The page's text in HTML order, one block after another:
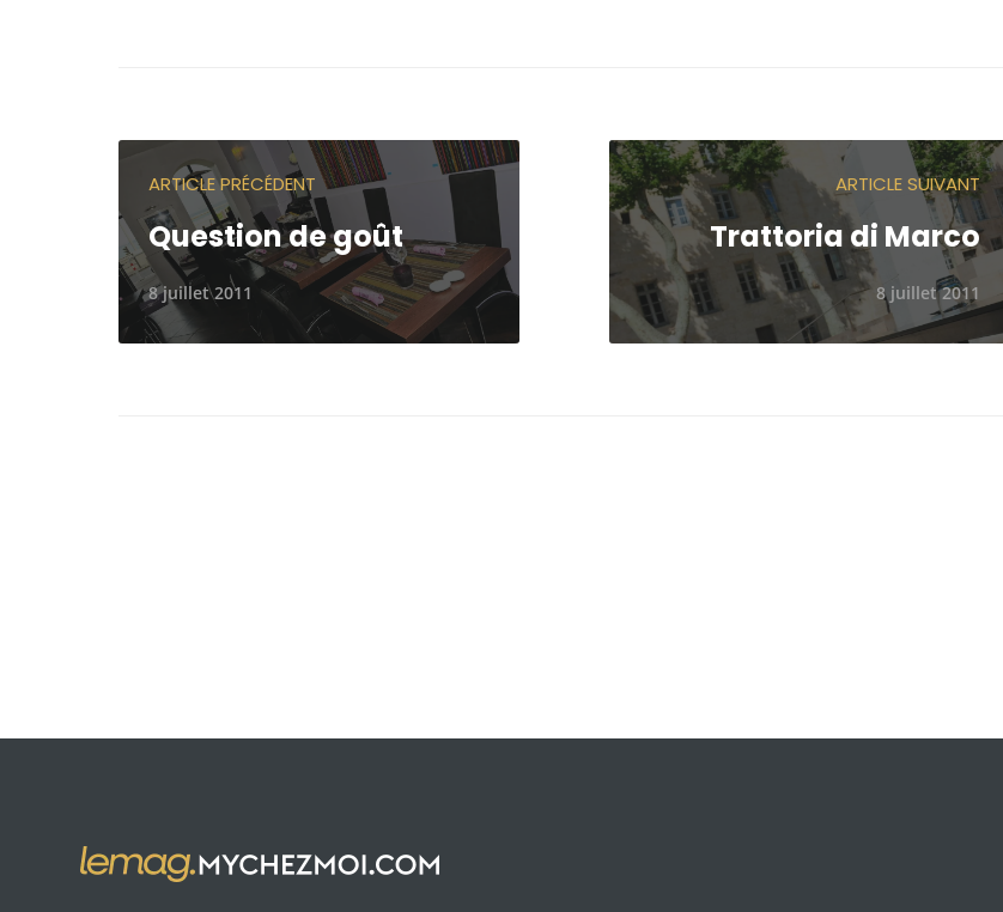
ARTICLE PRÉCÉDENT
Question de goût
8 juillet 2011
ARTICLE SUIVANT
Trattoria di Marco
8 juillet 2011